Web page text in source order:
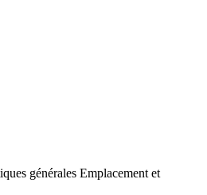
générales Emplacement et